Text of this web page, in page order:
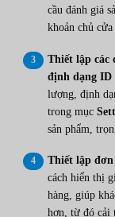
cầu đánh giá
khoản chủ
Thiết lập các
định dạng ID
lượng, định
trong mục
sản phẩm,
Thiết lập đơn
cách hiển thị
hàng, giúp
hơn, từ đó cải